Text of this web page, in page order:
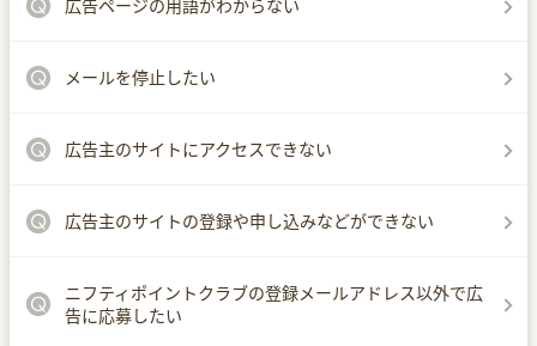
広告ページの用語がわからない
メールを停止したい
広告主のサイトにアクセスできない
広告主のサイトの登録や申し込みなどができない
ニフティポイントクラブの登録メールアドレス以外で広
告に応募したい